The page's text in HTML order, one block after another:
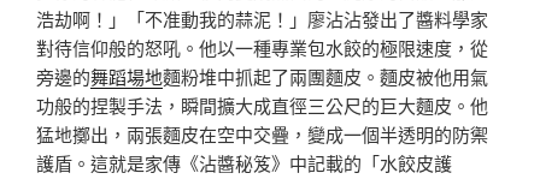
浩劫啊！」「不准動我的蒜泥！」廖沾沾發出了醬料學家
對待信仰般的怒吼。他以一種專業包水餃的極限速度，從
旁邊的舞蹈場地麵粉堆中抓起了兩團麵皮。麵皮被他用氣
功般的捏製手法，瞬間擴大成直徑三公尺的巨大麵皮。他
猛地擲出，兩張麵皮在空中交疊，變成一個半透明的防禦
護盾。這就是家傳《沾醬秘笈》中記載的「水餃皮護